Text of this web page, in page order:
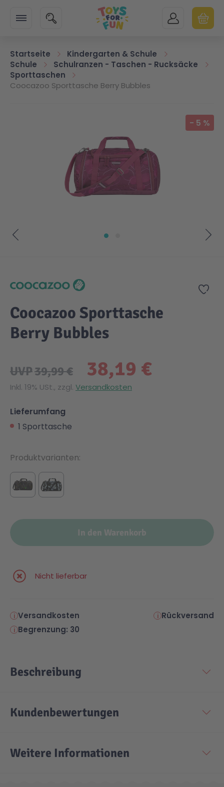
SUCHE MEIN KONTO
Startseite
Kindergarten & Schule
Schule
Schulranzen - Taschen - Rucksäcke
Sporttaschen
Coocazoo Sporttasche Berry Bubbles
- 5 %
Zur
Coocazoo Sporttasche
Berry Bubbles
38,19 €
UVP39,99 €
Inkl. 19% USt., zzgl. Versandkosten
Lieferumfang
1 Sporttasche
In den Warenkorb
Nicht lieferbar
Produktvarianten
Versandkosten
Rückversand
Begrenzung: 30
Beschreibung
Kundenbewertungen
Weitere Informationen